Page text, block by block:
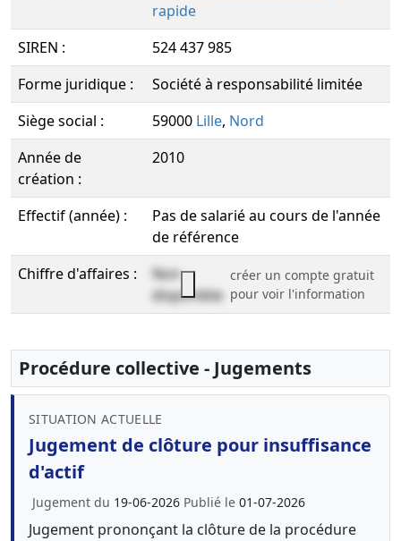
rapide
SIREN :
524 437 985
Forme juridique :
Société à responsabilité limitée
Siège social :
59000 Lille, Nord
Année de
création :
2010
Effectif (année) :
Pas de salarié au cours de l'année
de référence
Chiffre d'affaires :
Non
disponible
créer un compte gratuit
pour voir l'information
Procédure collective - Jugements
SITUATION ACTUELLE
Jugement de clôture pour insuffisance
d'actif
Jugement du 19-06-2026 Publié le 01-07-2026
Jugement prononçant la clôture de la procédure